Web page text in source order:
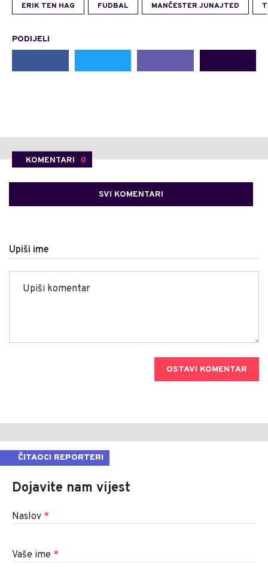
ERIK TEN HAG FUDBAL MANČESTER JUNAJTED
PODIJELI
KOMENTARI 0
SVI KOMENTARI
Upiši ime
OSTAVI KOMENTAR
ČITAOCI REPORTERI
Dojavite nam vijest
Naslov *
Vaše ime *